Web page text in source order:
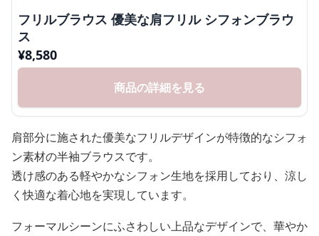
フリルブラウス 優美な肩フリル シフォンブラウ
ス
¥8,580
商品の詳細を見る
肩部分に施された優美なフリルデザインが特徴的なシフォ
ン素材の半袖ブラウスです。
透け感のある軽やかなシフォン生地を採用しており、涼し
く快適な着心地を実現しています。
フォーマルシーンにふさわしい上品なデザインで、華やか